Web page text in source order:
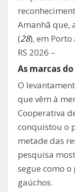
Amanhã que,
(28), em
RS 2026 –
As marcas
O
que vêm à
Cooperativa
conquistou o
metade das
pesquisa
segue como
gaúchos.